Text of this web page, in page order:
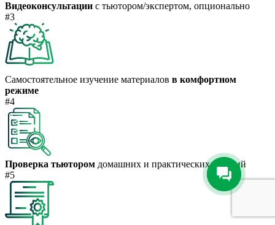
Видеоконсультации с тьютором/экспертом, опционально
#3
Самостоятельное изучение материалов в комфортном
режиме
#4
Проверка тьютором домашних и практических заданий
#5